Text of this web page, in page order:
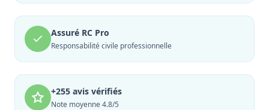
Assuré RC Pro
Responsabilité civile professionnelle
+255 avis vérifiés
Note moyenne 4.8/5